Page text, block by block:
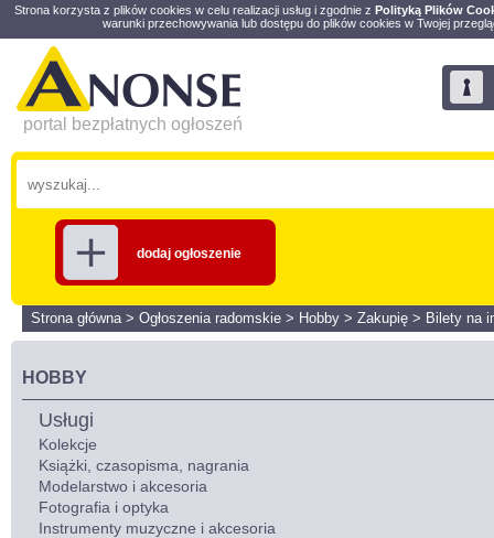
Strona korzysta z plików cookies w celu realizacji usług i zgodnie z Polityką Plików
warunki przechowywania lub dostępu do plików cookies w Twojej
portal bezpłatnych ogłoszeń
dodaj ogłoszenie
Strona główna> Ogłoszenia radomskie > Hobby > Zakupię > Bilety na
HOBBY
Usługi
Kolekcje
Książki, czasopisma, nagrania
Modelarstwo i akcesoria
Fotografia i optyka
Instrumenty muzyczne i akcesoria